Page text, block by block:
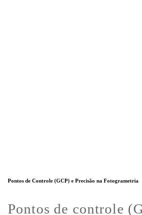
Pontos de Controle (GCP) e Precisão na Fotogrametria
Pontos de controle